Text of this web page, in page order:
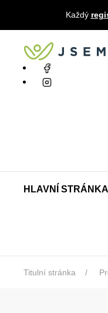
Každý
HLAVNÍ STRÁNKA
Titulní stránka